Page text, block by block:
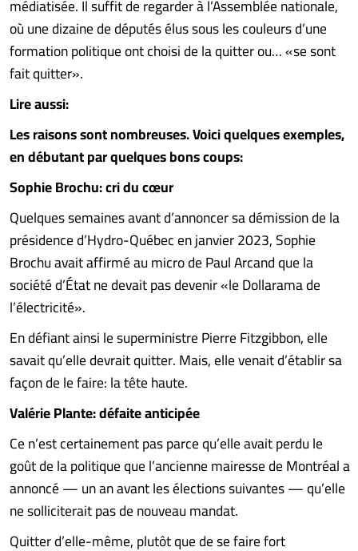
médiatisée. Il suffit de regarder à l’Assemblée nationale,
où une dizaine de députés élus sous les couleurs d’une
formation politique ont choisi de la quitter ou… «se sont
fait quitter».
Lire aussi:
Les raisons sont nombreuses. Voici quelques exemples,
en débutant par quelques bons coups:
Sophie Brochu: cri du cœur
Quelques semaines avant d’annoncer sa démission de la
présidence d’Hydro-Québec en janvier 2023, Sophie
Brochu avait affirmé au micro de Paul Arcand que la
société d’État ne devait pas devenir «le Dollarama de
l’électricité».
En défiant ainsi le superministre Pierre Fitzgibbon, elle
savait qu’elle devrait quitter. Mais, elle venait d’établir sa
façon de le faire: la tête haute.
Valérie Plante: défaite anticipée
Ce n’est certainement pas parce qu’elle avait perdu le
goût de la politique que l’ancienne mairesse de Montréal a
annoncé — un an avant les élections suivantes — qu’elle
ne solliciterait pas de nouveau mandat.
Quitter d’elle-même, plutôt que de se faire fort